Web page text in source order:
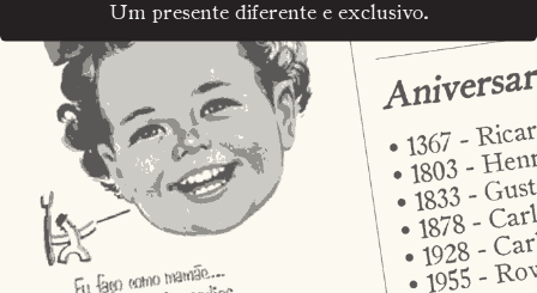
Um presente diferente e exclusivo.